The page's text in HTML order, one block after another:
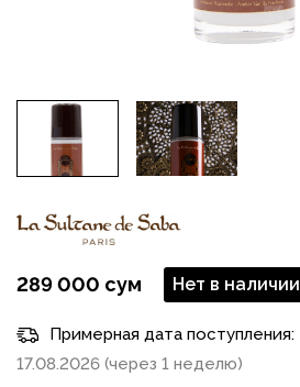
289 000 сум Нет в наличии
Примерная дата поступления:
17.08.2026 (через 1 неделю)